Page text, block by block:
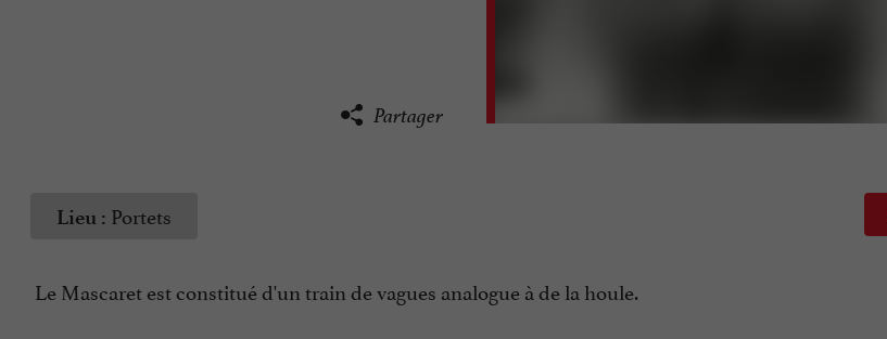
Partager
Lieu : Portets
Le Mascaret est constitué d'un train de vagues analogue à de la houle.